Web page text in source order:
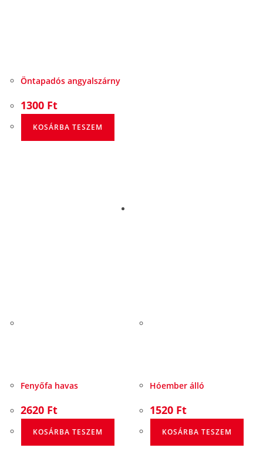
Öntapadós angyalszárny
1300 Ft
KOSÁRBA TESZEM
Fenyőfa havas
2620 Ft
KOSÁRBA TESZEM
Hóember álló
1520 Ft
KOSÁRBA TESZEM